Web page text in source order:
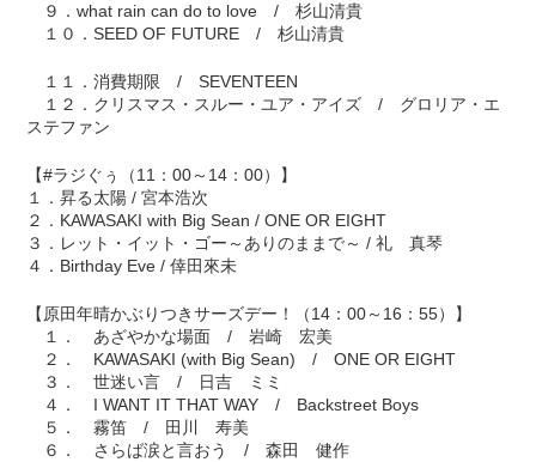
９．what rain can do to love / 杉山清貴
１０．SEED OF FUTURE / 杉山清貴
１１．消費期限 / SEVENTEEN
１２．クリスマス・スルー・ユア・アイズ / グロリア・エ
ステファン
【#ラジぐぅ（11：00～14：00）】
１．昇る太陽 / 宮本浩次
２．KAWASAKI with Big Sean / ONE OR EIGHT
３．レット・イット・ゴー～ありのままで～ / 礼 真琴
４．Birthday Eve / 倖田來未
【原田年晴かぶりつきサーズデー！（14：00～16：55）】
１． あざやかな場面 / 岩崎 宏美
２． KAWASAKI (with Big Sean) / ONE OR EIGHT
３． 世迷い言 / 日吉 ミミ
４． I WANT IT THAT WAY / Backstreet Boys
５． 霧笛 / 田川 寿美
６． さらば涙と言おう / 森田 健作